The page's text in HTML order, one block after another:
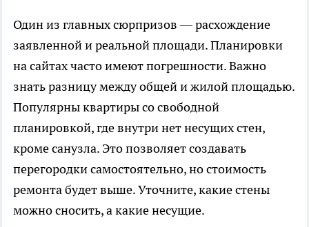
Один из главных сюрпризов — расхождение
заявленной и реальной площади. Планировки
на сайтах часто имеют погрешности. Важно
знать разницу между общей и жилой площадью.
Популярны квартиры со свободной
планировкой, где внутри нет несущих стен,
кроме санузла. Это позволяет создавать
перегородки самостоятельно, но стоимость
ремонта будет выше. Уточните, какие стены
можно сносить, а какие несущие.